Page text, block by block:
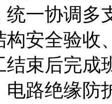
统一协调多
构安全验收
结束后完成
电路绝缘防